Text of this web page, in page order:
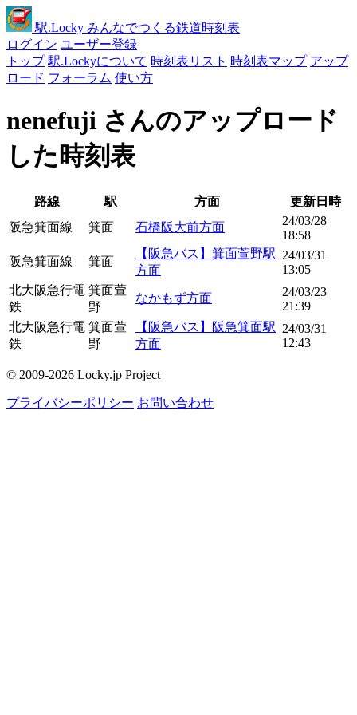
駅.Locky みんなでつくる鉄道時刻表
ログイン ユーザー登録
トップ 駅.Lockyについて 時刻表リスト 時刻表マップ アップ
ロード フォーラム 使い方
nenefuji さんのアップロード
した時刻表
路線 駅 方面
更新日時
阪急箕面線
箕面 石橋阪大前方面
24/03/28
18:58
阪急箕面線
箕面
【阪急バス】箕面萱野駅
方面
24/03/31
13:05
北大阪急行電
鉄
箕面萱
野
なかもず方面
24/03/23
21:39
北大阪急行電
鉄
箕面萱
野
【阪急バス】阪急箕面駅
方面
24/03/31
12:43
© 2009-2026 Locky.jp Project
プライバシーポリシー お問い合わせ